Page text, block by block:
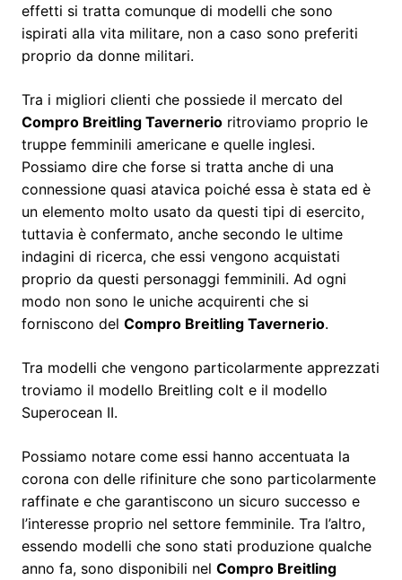
effetti si tratta comunque di modelli che sono
ispirati alla vita militare, non a caso sono preferiti
proprio da donne militari.
Tra i migliori clienti che possiede il mercato del
Compro Breitling Tavernerio ritroviamo proprio le
truppe femminili americane e quelle inglesi.
Possiamo dire che forse si tratta anche di una
connessione quasi atavica poiché essa è stata ed è
un elemento molto usato da questi tipi di esercito,
tuttavia è confermato, anche secondo le ultime
indagini di ricerca, che essi vengono acquistati
proprio da questi personaggi femminili. Ad ogni
modo non sono le uniche acquirenti che si
forniscono del Compro Breitling Tavernerio.
Tra modelli che vengono particolarmente apprezzati
troviamo il modello Breitling colt e il modello
Superocean II.
Possiamo notare come essi hanno accentuata la
corona con delle rifiniture che sono particolarmente
raffinate e che garantiscono un sicuro successo e
l’interesse proprio nel settore femminile. Tra l’altro,
essendo modelli che sono stati produzione qualche
anno fa, sono disponibili nel Compro Breitling